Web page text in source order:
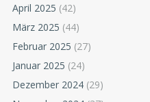
April 2025 (42)
März 2025 (44)
Februar 2025 (27)
Januar 2025 (24)
Dezember 2024 (29)